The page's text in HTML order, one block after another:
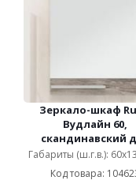
Зеркало-шкаф
Вудлайн 60,
скандинавский
Габариты (ш.г.в.):
Код товара: